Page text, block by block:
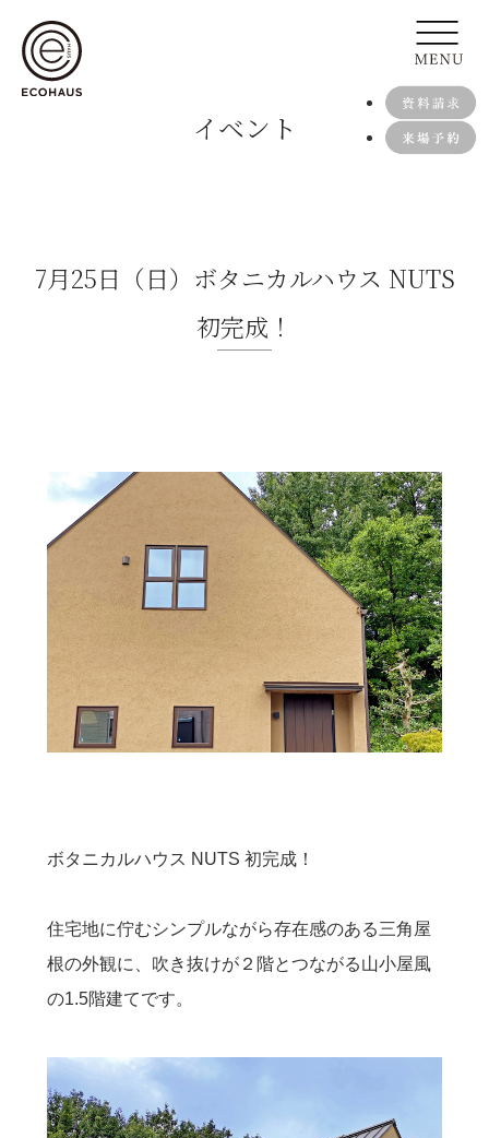
イベント
7月25日（日）ボタニカルハウス NUTS
初完成！
ボタニカルハウス NUTS 初完成！
住宅地に佇むシンプルながら存在感のある三角屋
根の外観に、吹き抜けが２階とつながる山小屋風
の1.5階建てです。